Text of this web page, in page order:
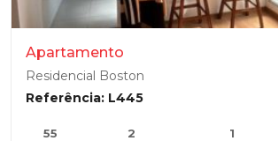
Apartamento
Residencial Boston
Referência: L445
55
2
1